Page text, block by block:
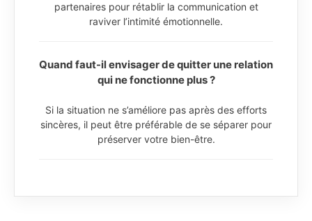
partenaires pour rétablir la communication et
raviver l’intimité émotionnelle.
Quand faut-il envisager de quitter une relation
qui ne fonctionne plus ?
Si la situation ne s’améliore pas après des efforts
sincères, il peut être préférable de se séparer pour
préserver votre bien-être.